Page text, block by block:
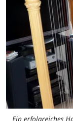
Ein erfolgreiches